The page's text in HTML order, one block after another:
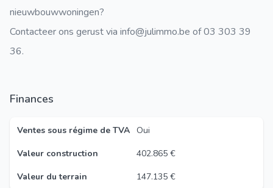
nieuwbouwwoningen?
Contacteer ons gerust via info@julimmo.be of 03 303 39
36.
Finances
Ventes sous régime de TVA Oui
Valeur construction
402.865 €
Valeur du terrain
147.135 €